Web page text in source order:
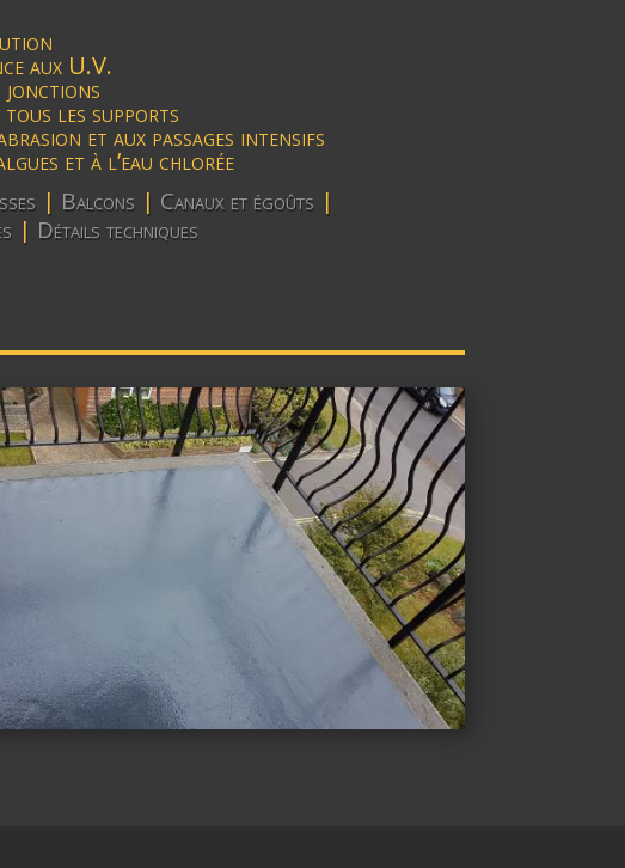
aux U.V.
jonctions
tous les supports
et aux passages intensifs
et à l’eau chlorée
| Balcons | Canaux et égoûts |
| Détails techniques